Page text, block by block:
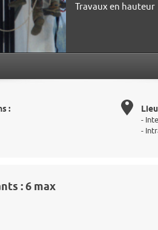
Travaux en hauteur
:
-
-
:6 max